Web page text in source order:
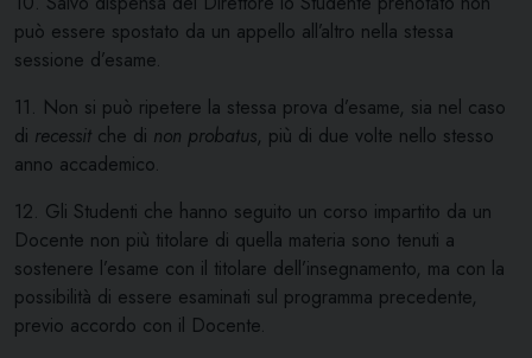
può essere spostato da un appello all’altro nella stessa
sessione d’esame.
11. Non si può ripetere la stessa prova d’esame, sia nel caso
di recessit che di non probatus, più di due volte nello stesso
anno accademico.
12. Gli Studenti che hanno seguito un corso impartito da un
Docente non più titolare di quella materia sono tenuti a
sostenere l’esame con il titolare dell’insegnamento, ma con la
possibilità di essere esaminati sul programma precedente,
previo accordo con il Docente.